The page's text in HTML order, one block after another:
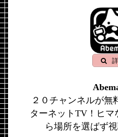
２０チャンネルが無
ターネットTV！ヒ
ら場所を選ばず